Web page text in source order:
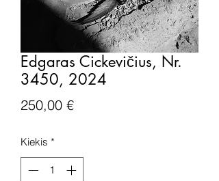
Edgaras Cickevičius, Nr.
3450, 2024
250,00 €Price
Kiekis *